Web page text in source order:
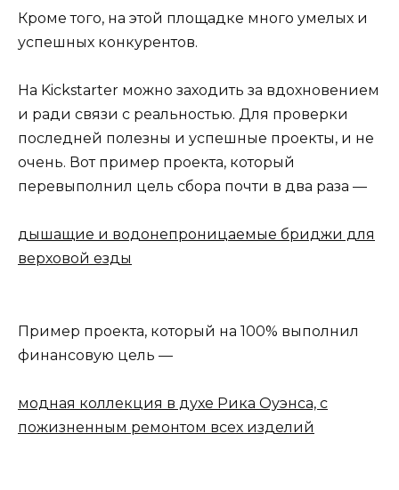
Кроме того, на этой площадке много умелых и
успешных конкурентов.
На Kickstarter можно заходить за вдохновением
и ради связи с реальностью. Для проверки
последней полезны и успешные проекты, и не
очень. Вот пример проекта, который
перевыполнил цель сбора почти в два раза —
дышащие и водонепроницаемые бриджи для
верховой езды
Пример проекта, который на 100% выполнил
финансовую цель —
модная коллекция в духе Рика Оуэнса, с
пожизненным ремонтом всех изделий